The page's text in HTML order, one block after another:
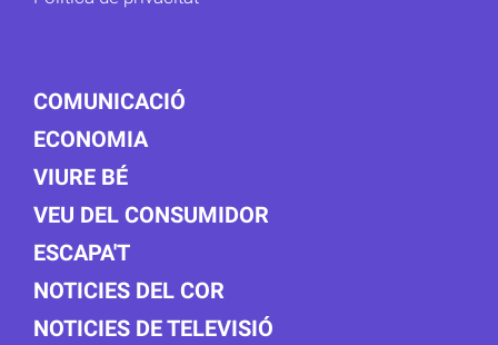
COMUNICACIÓ
ECONOMIA
VIURE BÉ
VEU DEL CONSUMIDOR
ESCAPA'T
NOTICIES DEL COR
NOTICIES DE TELEVISIÓ